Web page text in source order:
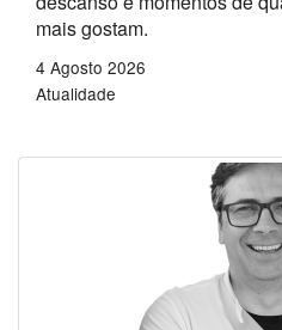
mais gostam.
4 Agosto 2026
Atualidade